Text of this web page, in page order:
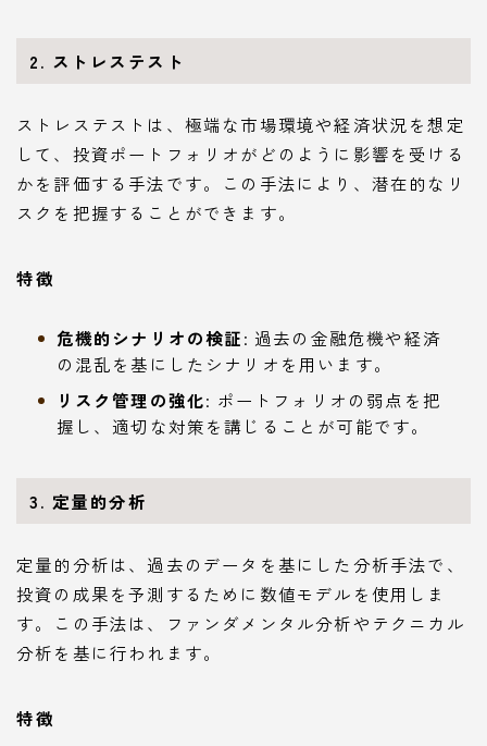
2. ストレステスト
ストレステストは、極端な市場環境や経済状況を想定
して、投資ポートフォリオがどのように影響を受ける
かを評価する手法です。この手法により、潜在的なリ
スクを把握することができます。
特徴
危機的シナリオの検証: 過去の金融危機や経済
の混乱を基にしたシナリオを用います。
リスク管理の強化: ポートフォリオの弱点を把
握し、適切な対策を講じることが可能です。
3. 定量的分析
定量的分析は、過去のデータを基にした分析手法で、
投資の成果を予測するために数値モデルを使用しま
す。この手法は、ファンダメンタル分析やテクニカル
分析を基に行われます。
特徴